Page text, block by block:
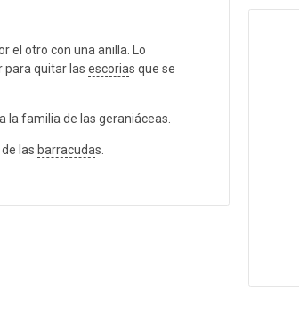
el otro con una anilla. Lo
para quitar las escorias que se
la familia de las geraniáceas.
las barracudas.